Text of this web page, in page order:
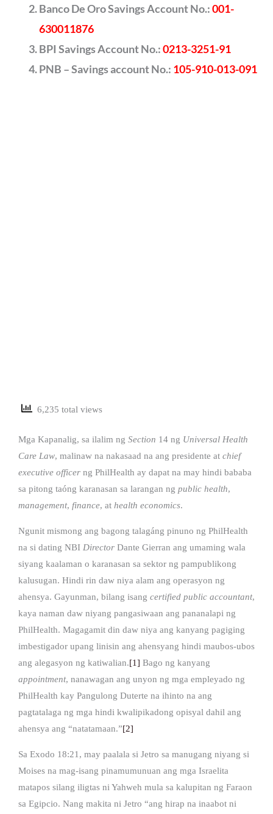
Banco De Oro Savings Account No.:001-
630011876
BPI Savings Account No.:0213-3251-91
PNB – Savings account No.: 105-910-013-091
6,235 total views
Mga Kapanalig, sa ilalim ng Section 14 ng Universal Health
Care Law, malinaw na nakasaad na ang presidente at chief
executive officer ng PhilHealth ay dapat na may hindi bababa
sa pitong taóng karanasan sa larangan ng public health,
management, finance, at health economics.
Ngunit mismong ang bagong talagáng pinuno ng PhilHealth
na si dating NBI Director Dante Gierran ang umaming wala
siyang kaalaman o karanasan sa sektor ng pampublikong
kalusugan. Hindi rin daw niya alam ang operasyon ng
ahensya. Gayunman, bilang isang certified public accountant,
kaya naman daw niyang pangasiwaan ang pananalapi ng
PhilHealth. Magagamit din daw niya ang kanyang pagiging
imbestigador upang linisin ang ahensyang hindi maubos-ubos
ang alegasyon ng katiwalian.[1] Bago ng kanyang
appointment, nanawagan ang unyon ng mga empleyado ng
PhilHealth kay Pangulong Duterte na ihinto na ang
pagtatalaga ng mga hindi kwalipikadong opisyal dahil ang
ahensya ang “natatamaan.”[2]
Sa Exodo 18:21, may paalala si Jetro sa manugang niyang si
Moises na mag-isang pinamumunuan ang mga Israelita
matapos silang iligtas ni Yahweh mula sa kalupitan ng Faraon
sa Egipcio. Nang makita ni Jetro “ang hirap na inaabot ni